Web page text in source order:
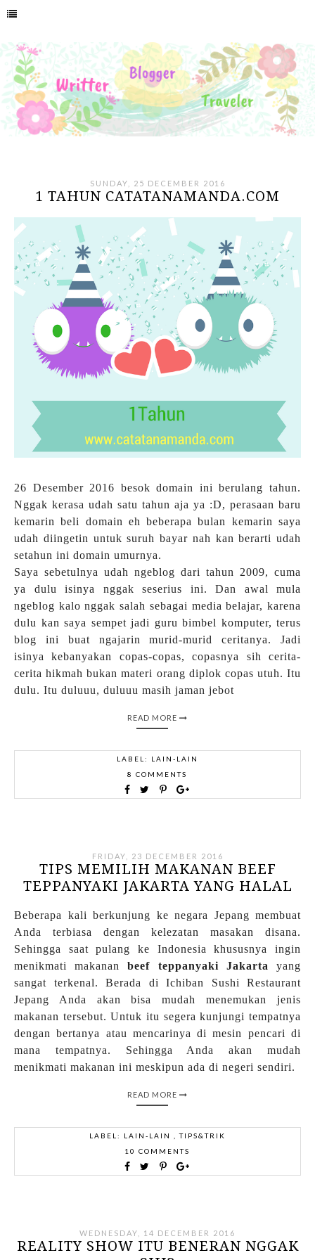
SUNDAY, 25 DECEMBER 2016
1 TAHUN CATATANAMANDA.COM
26 Desember 2016 besok domain ini berulang tahun.
Nggak kerasa udah satu tahun aja ya :D, perasaan baru
kemarin beli domain eh beberapa bulan kemarin saya
udah diingetin untuk suruh bayar nah kan berarti udah
setahun ini domain umurnya.
Saya sebetulnya udah ngeblog dari tahun 2009, cuma
ya dulu isinya nggak seserius ini. Dan awal mula
ngeblog kalo nggak salah sebagai media belajar, karena
dulu kan saya sempet jadi guru bimbel komputer, terus
blog ini buat ngajarin murid-murid ceritanya. Jadi
isinya kebanyakan copas-copas, copasnya sih cerita-
cerita hikmah bukan materi orang diplok copas utuh. Itu
dulu. Itu duluuu, duluuu masih jaman jebot
READ MORE
LABEL: LAIN-LAIN
8 COMMENTS
FRIDAY, 23 DECEMBER 2016
TIPS MEMILIH MAKANAN BEEF
TEPPANYAKI JAKARTA YANG HALAL
Beberapa kali berkunjung ke negara Jepang membuat
Anda terbiasa dengan kelezatan masakan disana.
Sehingga saat pulang ke Indonesia khususnya ingin
menikmati makananbeef teppanyaki Jakarta
yang
sangat terkenal. Berada di Ichiban Sushi Restaurant
Jepang Anda akan bisa mudah menemukan jenis
makanan tersebut. Untuk itu segera kunjungi tempatnya
dengan bertanya atau mencarinya di mesin pencari di
mana tempatnya. Sehingga Anda akan mudah
menikmati makanan ini meskipun ada di negeri sendiri.
READ MORE
LABEL: LAIN-LAIN ,TIPS&TRIK
10 COMMENTS
WEDNESDAY, 14 DECEMBER 2016
REALITY SHOW ITU BENERAN NGGAK